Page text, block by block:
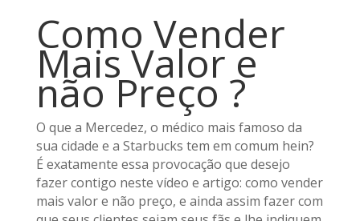
Como Vender
Mais Valor e
não Preço ?
O que a Mercedez, o médico mais famoso da
sua cidade e a Starbucks tem em comum hein?
É exatamente essa provocação que desejo
fazer contigo neste vídeo e artigo: como vender
mais valor e não preço, e ainda assim fazer com